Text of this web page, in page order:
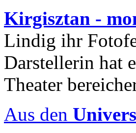
Kirgisztan -
Lindig ihr
Darstellerin hat
Theater
Aus den